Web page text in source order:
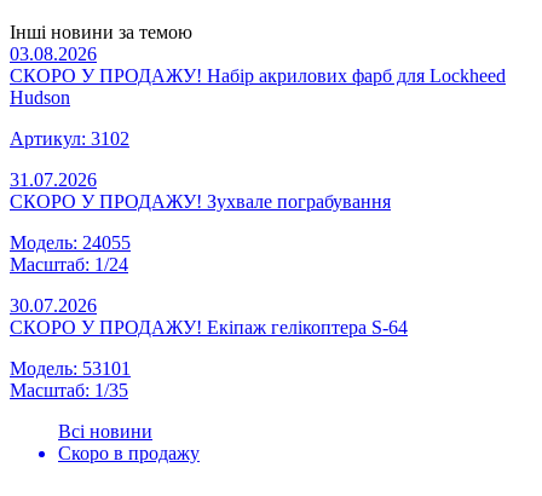
Інші новини за темою
03.08.2026
СКОРО У ПРОДАЖУ! Набір акрилових фарб для Lockheed
Hudson
Артикул: 3102
31.07.2026
СКОРО У ПРОДАЖУ! Зухвале пограбування
Модель: 24055
Масштаб: 1/24
30.07.2026
СКОРО У ПРОДАЖУ! Екіпаж гелікоптера S-64
Модель: 53101
Масштаб: 1/35
Всі новини
Скоро в продажу